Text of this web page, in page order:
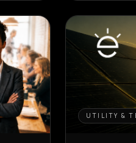
UTILITY &